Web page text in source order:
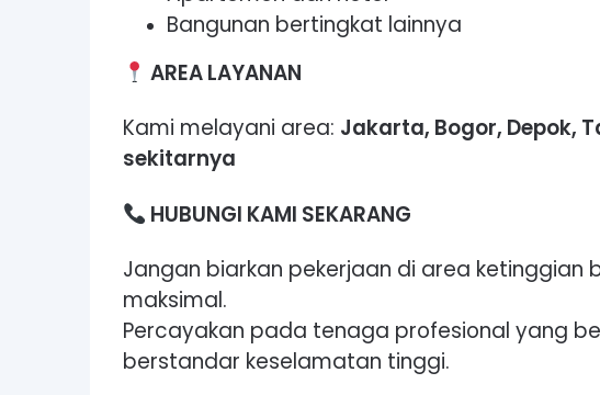
Bangunan bertingkat lainnya
AREA LAYANAN
Kami melayani area: Jakarta, Bogor, Depok,
sekitarnya
HUBUNGI KAMI SEKARANG
Jangan biarkan pekerjaan di area ketinggian
maksimal.
Percayakan pada tenaga profesional yang
berstandar keselamatan tinggi.